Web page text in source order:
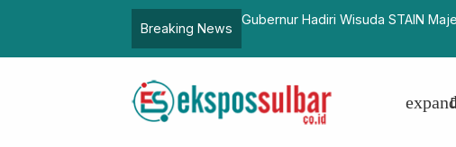
Breaking News
Gubernur Hadiri Wisuda STAIN